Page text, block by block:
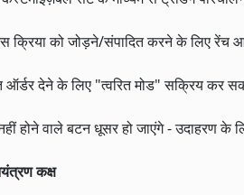
क्रिया को जोड़ने/संपादित करने के लिए रेंच
देने के लिए "त्वरित मोड" सक्रिय कर
होने वाले बटन धूसर हो जाएंगे - उदाहरण के
कक्ष